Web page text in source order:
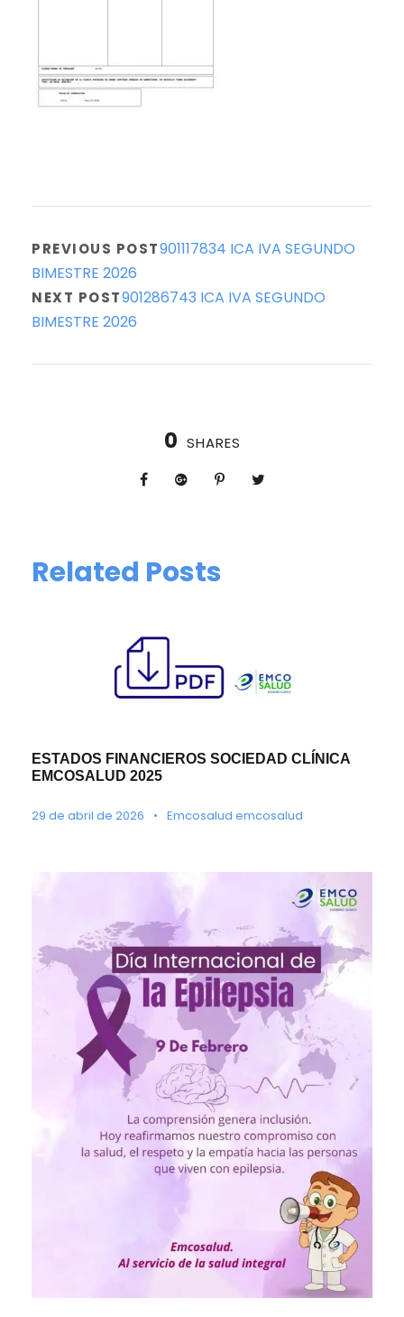
PREVIOUS POST901117834 ICA IVA SEGUNDO
BIMESTRE 2026
NEXT POST901286743 ICA IVA SEGUNDO
BIMESTRE 2026
0 SHARES
Related Posts
ESTADOS FINANCIEROS SOCIEDAD CLÍNICA
EMCOSALUD 2025
29 de abril de 2026 • Emcosalud emcosalud